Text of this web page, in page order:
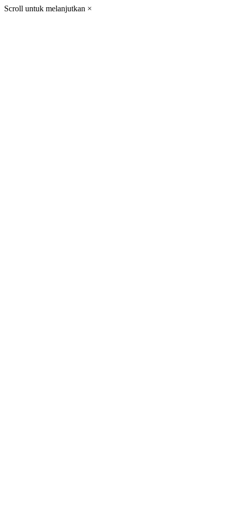
Scroll untuk melanjutkan ×